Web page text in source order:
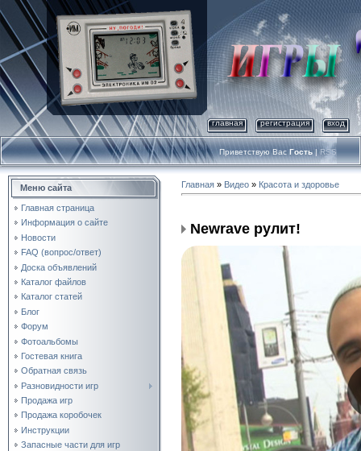
главная регистрация вход
Приветствую Вас Гость | RSS
Меню сайта
Главная страница
Информация о сайте
Новости
FAQ (вопрос/ответ)
Доска объявлений
Каталог файлов
Каталог статей
Блог
Форум
Фотоальбомы
Гостевая книга
Обратная связь
Разновидности игр
Продажа игр
Продажа коробочек
Инструкции
Запасные части для игр
Главная » Видео » Красота и здоровье
Newrave рулит!